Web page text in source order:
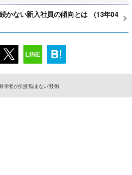
かない新入社員の傾向とは （13年04
学者が伝授“悩まない”技術